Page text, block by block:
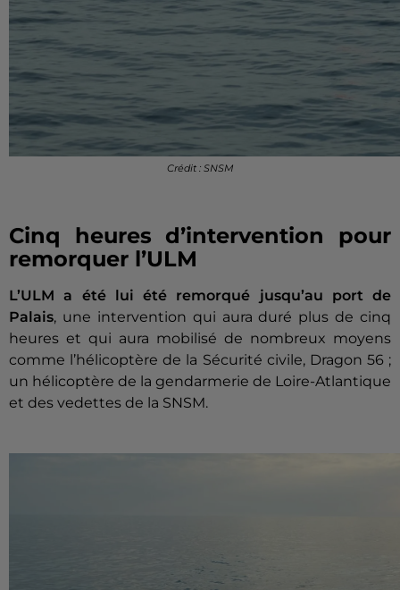
Crédit : SNSM
Cinq heures d’intervention pour
remorquer l’ULM
L’ULM a été lui été remorqué jusqu’au port de
Palais, une intervention qui aura duré plus de cinq
heures et qui aura mobilisé de nombreux moyens
comme l’hélicoptère de la Sécurité civile, Dragon 56 ;
un hélicoptère de la gendarmerie de Loire-Atlantique
et des vedettes de la SNSM.